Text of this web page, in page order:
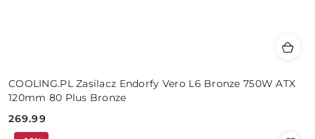
COOLING.PL Zasilacz Endorfy Vero L6 Bronze 750W ATX
120mm 80 Plus Bronze
Cena:
269.99